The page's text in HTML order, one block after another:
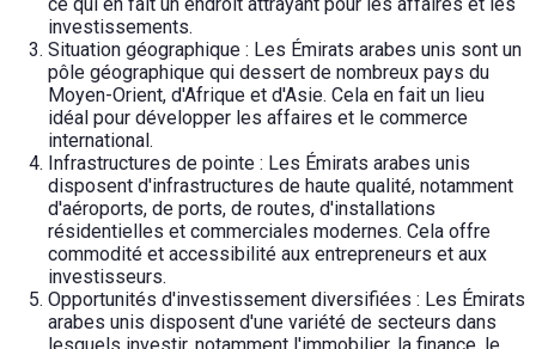
investissements.
Situation géographique : Les Émirats arabes unis sont un
pôle géographique qui dessert de nombreux pays du
Moyen-Orient, d'Afrique et d'Asie. Cela en fait un lieu
idéal pour développer les affaires et le commerce
international.
Infrastructures de pointe : Les Émirats arabes unis
disposent d'infrastructures de haute qualité, notamment
d'aéroports, de ports, de routes, d'installations
résidentielles et commerciales modernes. Cela offre
commodité et accessibilité aux entrepreneurs et aux
investisseurs.
Opportunités d'investissement diversifiées : Les Émirats
arabes unis disposent d'une variété de secteurs dans